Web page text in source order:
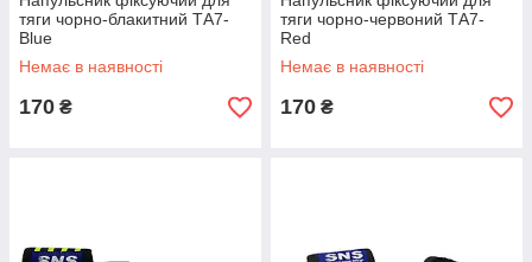
тяги чорно-блакитний ТА7-
Blue
Немає в наявності
170 ₴
тяги чорно-червоний ТА7-
Red
Немає в наявності
170 ₴